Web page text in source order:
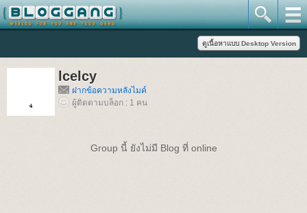
lcelcy
ฝากข้อความหลังไมค์
ผู้ติดตามบล็อก : 1 คน
Group นี้ ยังไม่มี Blog ที่ online